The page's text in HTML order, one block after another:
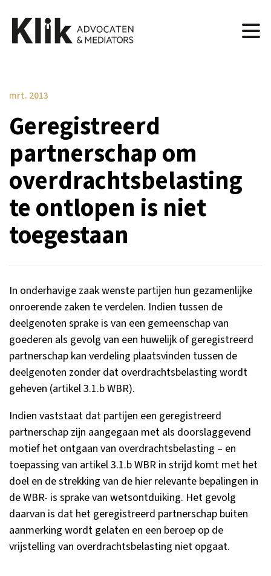
mrt. 2013
Geregistreerd
partnerschap om
overdrachtsbelasting
te ontlopen is niet
toegestaan
In onderhavige zaak wenste partijen hun gezamenlijke
onroerende zaken te verdelen. Indien tussen de
deelgenoten sprake is van een gemeenschap van
goederen als gevolg van een huwelijk of geregistreerd
partnerschap kan verdeling plaatsvinden tussen de
deelgenoten zonder dat overdrachtsbelasting wordt
geheven (artikel 3.1.b WBR).
Indien vaststaat dat partijen een geregistreerd
partnerschap zijn aangegaan met als doorslaggevend
motief het ontgaan van overdrachtsbelasting – en
toepassing van artikel 3.1.b WBR in strijd komt met het
doel en de strekking van de hier relevante bepalingen in
de WBR- is sprake van wetsontduiking. Het gevolg
daarvan is dat het geregistreerd partnerschap buiten
aanmerking wordt gelaten en een beroep op de
vrijstelling van overdrachtsbelasting niet opgaat.